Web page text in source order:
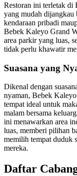
Restoran ini terletak di
yang mudah dijangkau
kendaraan pribadi
Bebek Kaleyo Grand
area parkir yang luas,
tidak perlu khawatir
Suasana yang
Dikenal dengan
nyaman, Bebek
tempat ideal untuk
malam bersama
ini menawarkan area
luas, memberi pilihan
memilih tempat duduk
mereka.
Daftar